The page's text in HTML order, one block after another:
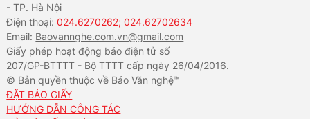
- TP. Hà Nội
Điện thoại:024.6270262; 024.62702634
Email: Baovannghe.com.vn@gmail.com
Giấy phép hoạt động báo điện tử số
207/GP-BTTTT - Bộ TTTT cấp ngày 26/04/2016.
© Bản quyền thuộc về Báo Văn nghệ™
ĐẶT BÁO GIẤY
HƯỚNG DẪN CÔNG TÁC